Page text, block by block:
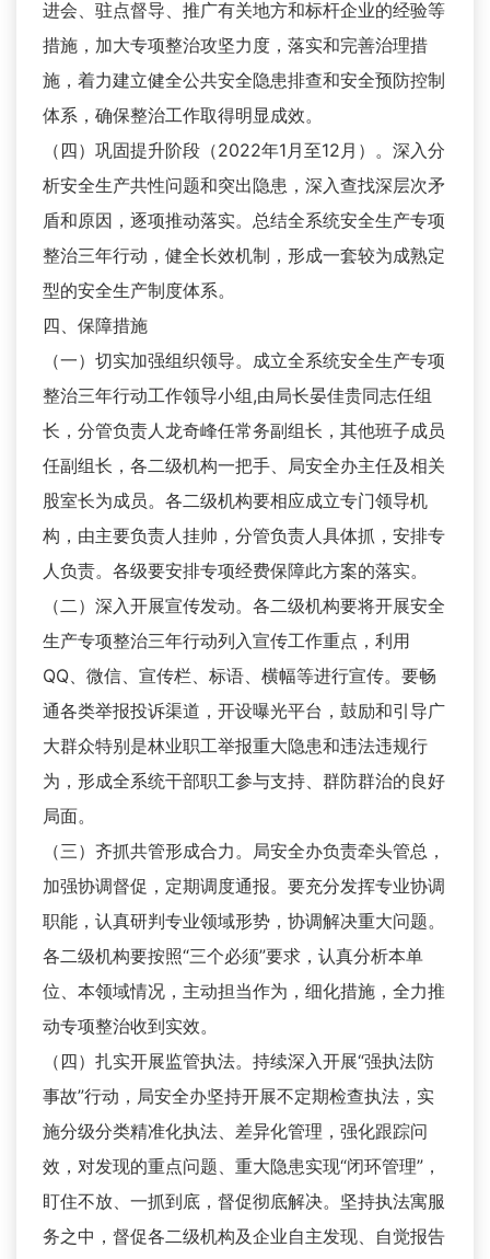
进会、驻点督导、推广有关地方和标杆企业的经验等
措施，加大专项整治攻坚力度，落实和完善治理措
施，着力建立健全公共安全隐患排查和安全预防控制
体系，确保整治工作取得明显成效。
（四）巩固提升阶段（2022年1月至12月）。深入分
析安全生产共性问题和突出隐患，深入查找深层次矛
盾和原因，逐项推动落实。总结全系统安全生产专项
整治三年行动，健全长效机制，形成一套较为成熟定
型的安全生产制度体系。
四、保障措施
（一）切实加强组织领导。成立全系统安全生产专项
整治三年行动工作领导小组,由局长晏佳贵同志任组
长，分管负责人龙奇峰任常务副组长，其他班子成员
任副组长，各二级机构一把手、局安全办主任及相关
股室长为成员。各二级机构要相应成立专门领导机
构，由主要负责人挂帅，分管负责人具体抓，安排专
人负责。各级要安排专项经费保障此方案的落实。
（二）深入开展宣传发动。各二级机构要将开展安全
生产专项整治三年行动列入宣传工作重点，利用
QQ、微信、宣传栏、标语、横幅等进行宣传。要畅
通各类举报投诉渠道，开设曝光平台，鼓励和引导广
大群众特别是林业职工举报重大隐患和违法违规行
为，形成全系统干部职工参与支持、群防群治的良好
局面。
（三）齐抓共管形成合力。局安全办负责牵头管总，
加强协调督促，定期调度通报。要充分发挥专业协调
职能，认真研判专业领域形势，协调解决重大问题。
各二级机构要按照“三个必须”要求，认真分析本单
位、本领域情况，主动担当作为，细化措施，全力推
动专项整治收到实效。
（四）扎实开展监管执法。持续深入开展“强执法防
事故”行动，局安全办坚持开展不定期检查执法，实
施分级分类精准化执法、差异化管理，强化跟踪问
效，对发现的重点问题、重大隐患实现“闭环管理”，
盯住不放、一抓到底，督促彻底解决。坚持执法寓服
务之中，督促各二级机构及企业自主发现、自觉报告